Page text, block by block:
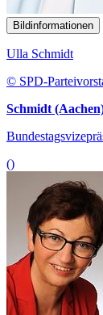
Bildinformationen
Ulla Schmidt
© SPD-
Schmidt
()